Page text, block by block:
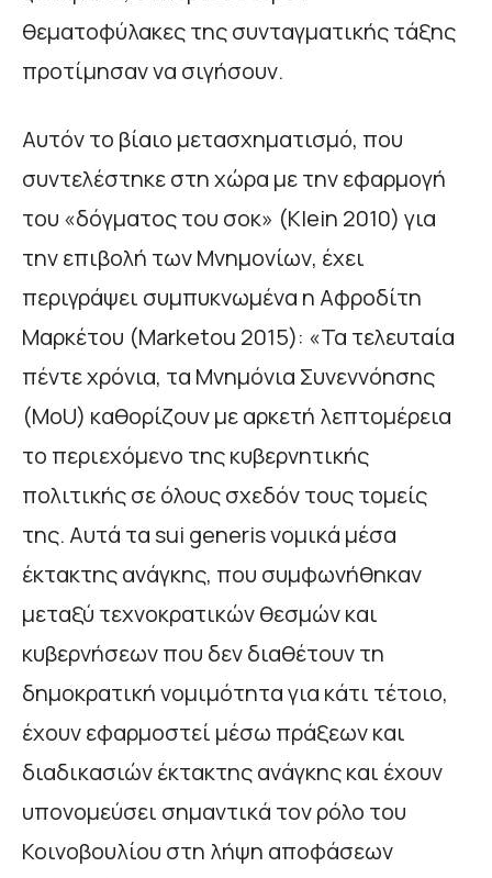
θεματοφύλακες της συνταγματικής τάξης
προτίμησαν να σιγήσουν.
Αυτόν το βίαιο μετασχηματισμό, που
συντελέστηκε στη χώρα με την εφαρμογή
του «δόγματος του σοκ» (Klein 2010) για
την επιβολή των Μνημονίων, έχει
περιγράψει συμπυκνωμένα η Αφροδίτη
Μαρκέτου (Marketou 2015): «Τα τελευταία
πέντε χρόνια, τα Μνημόνια Συνεννόησης
(MoU) καθορίζουν με αρκετή λεπτομέρεια
το περιεχόμενο της κυβερνητικής
πολιτικής σε όλους σχεδόν τους τομείς
της. Αυτά τα sui generis νομικά μέσα
έκτακτης ανάγκης, που συμφωνήθηκαν
μεταξύ τεχνοκρατικών θεσμών και
κυβερνήσεων που δεν διαθέτουν τη
δημοκρατική νομιμότητα για κάτι τέτοιο,
έχουν εφαρμοστεί μέσω πράξεων και
διαδικασιών έκτακτης ανάγκης και έχουν
υπονομεύσει σημαντικά τον ρόλο του
Κοινοβουλίου στη λήψη αποφάσεων